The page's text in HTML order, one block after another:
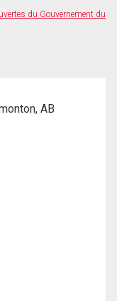
du Gouvernement du